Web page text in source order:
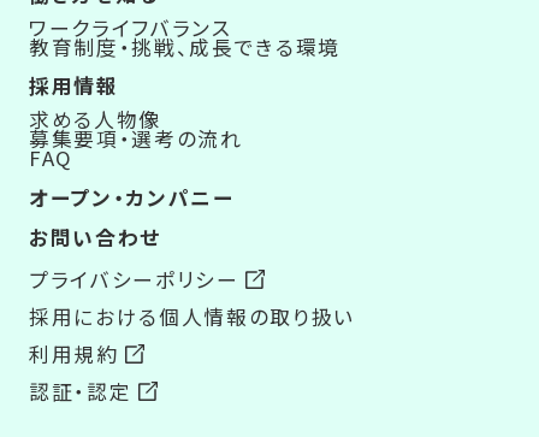
ワークライフバランス
教育制度・挑戦、成長できる環境
採用情報
求める人物像
募集要項・選考の流れ
FAQ
オープン・カンパニー
お問い合わせ
プライバシーポリシー
採用における個人情報の取り扱い
利用規約
認証・認定